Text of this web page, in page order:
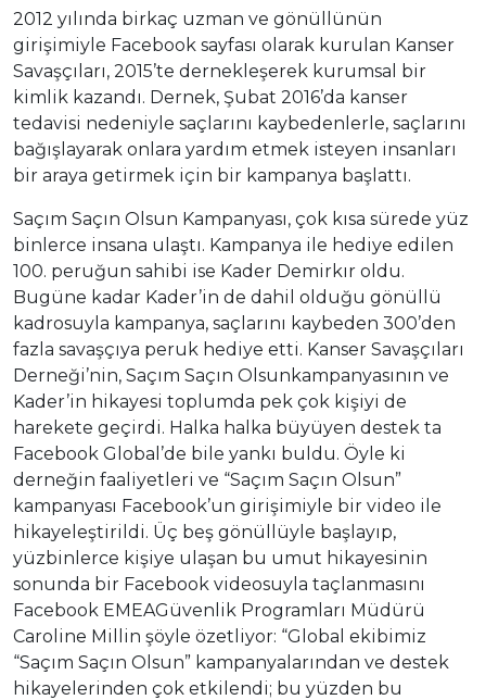
2012 yılında birkaç uzman ve gönüllünün
girişimiyle Facebook sayfası olarak kurulan Kanser
Savaşçıları, 2015’te dernekleşerek kurumsal bir
kimlik kazandı. Dernek, Şubat 2016’da kanser
tedavisi nedeniyle saçlarını kaybedenlerle, saçlarını
bağışlayarak onlara yardım etmek isteyen insanları
bir araya getirmek için bir kampanya başlattı.
Saçım Saçın Olsun Kampanyası, çok kısa sürede yüz
binlerce insana ulaştı. Kampanya ile hediye edilen
100. peruğun sahibi ise Kader Demirkır oldu.
Bugüne kadar Kader’in de dahil olduğu gönüllü
kadrosuyla kampanya, saçlarını kaybeden 300’den
fazla savaşçıya peruk hediye etti. Kanser Savaşçıları
Derneği’nin, Saçım Saçın Olsunkampanyasının ve
Kader’in hikayesi toplumda pek çok kişiyi de
harekete geçirdi. Halka halka büyüyen destek ta
Facebook Global’de bile yankı buldu. Öyle ki
derneğin faaliyetleri ve “Saçım Saçın Olsun”
kampanyası Facebook’un girişimiyle bir video ile
hikayeleştirildi. Üç beş gönüllüyle başlayıp,
yüzbinlerce kişiye ulaşan bu umut hikayesinin
sonunda bir Facebook videosuyla taçlanmasını
Facebook EMEAGüvenlik Programları Müdürü
Caroline Millin şöyle özetliyor: “Global ekibimiz
“Saçım Saçın Olsun” kampanyalarından ve destek
hikayelerinden çok etkilendi; bu yüzden bu